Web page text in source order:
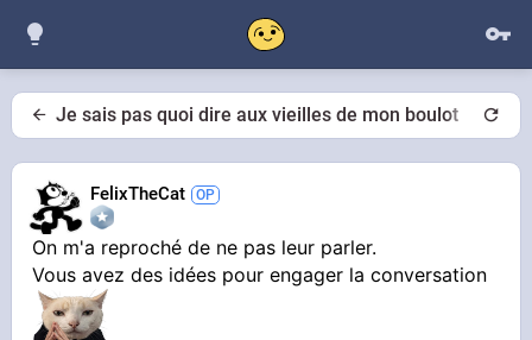
Je sais pas quoi dire aux vieilles de mon boulot
FelixTheCat
On m'a reproché de ne pas leur parler.
Vous avez des idées pour engager la conversation